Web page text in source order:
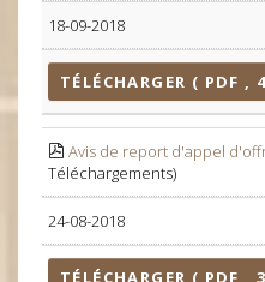
18-09-2018
TÉLÉCHARGER ( PDF ,
Avis de report d'appel
Téléchargements)
24-08-2018
TÉLÉCHARGER ( PDF ,